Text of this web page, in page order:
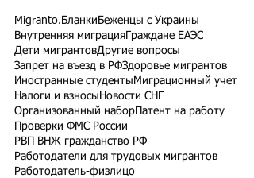
Migranto.Бланки Беженцы с Украины
Внутренняя миграция Граждане ЕАЭС
Дети мигрантовДругие вопросы
Запрет на въезд в РФЗдоровье мигрантов
Иностранные студенты Миграционный учет
Налоги и взносы Новости СНГ
Организованный набор Патент на работу
Проверки ФМС России
РВП ВНЖ гражданство РФ
Работодатели для трудовых мигрантов
Работодатель-физлицо